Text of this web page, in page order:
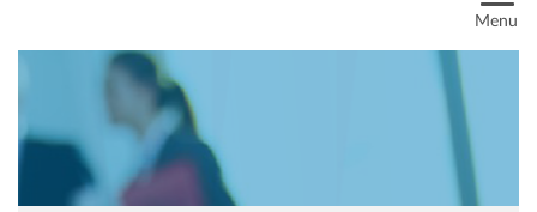
Menu